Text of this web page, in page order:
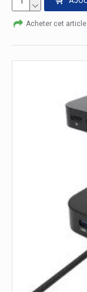
Acheter cet article